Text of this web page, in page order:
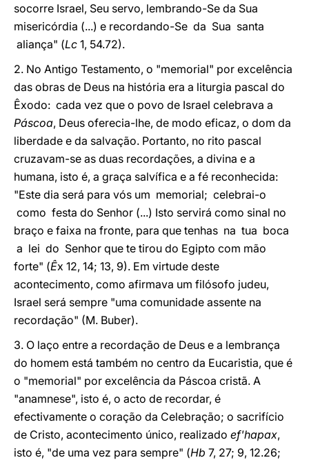
socorre Israel, Seu servo, lembrando-Se da Sua
misericórdia (...) e recordando-Se da Sua santa
aliança" (Lc 1, 54.72).
2. No Antigo Testamento, o "memorial" por excelência
das obras de Deus na história era a liturgia pascal do
Êxodo: cada vez que o povo de Israel celebrava a
Páscoa, Deus oferecia-lhe, de modo eficaz, o dom da
liberdade e da salvação. Portanto, no rito pascal
cruzavam-se as duas recordações, a divina e a
humana, isto é, a graça salvífica e a fé reconhecida:
"Este dia será para vós um memorial; celebrai-o
como festa do Senhor (...) Isto servirá como sinal no
braço e faixa na fronte, para que tenhas na tua boca
a lei do Senhor que te tirou do Egipto com mão
forte" (Êx 12, 14; 13, 9). Em virtude deste
acontecimento, como afirmava um filósofo judeu,
Israel será sempre "uma comunidade assente na
recordação" (M. Buber).
3. O laço entre a recordação de Deus e a lembrança
do homem está também no centro da Eucaristia, que é
o "memorial" por excelência da Páscoa cristã. A
"anamnese", isto é, o acto de recordar, é
efectivamente o coração da Celebração; o sacrifício
de Cristo, acontecimento único, realizado ef'hapax,
isto é, "de uma vez para sempre" (Hb 7, 27; 9, 12.26;